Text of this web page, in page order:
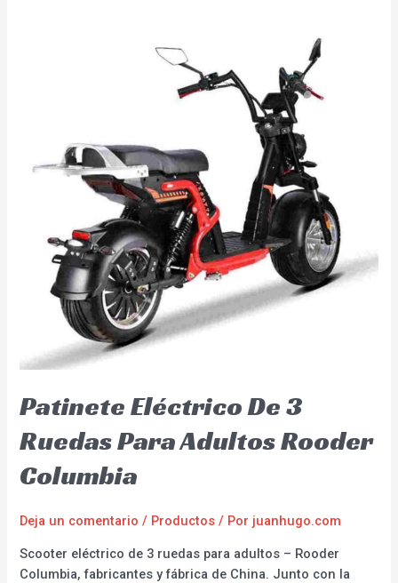
Patinete Eléctrico De 3
Ruedas Para Adultos Rooder
Columbia
Deja un comentario / Productos / Por juanhugo.com
Scooter eléctrico de 3 ruedas para adultos – Rooder
Columbia, fabricantes y fábrica de China. Junto con la